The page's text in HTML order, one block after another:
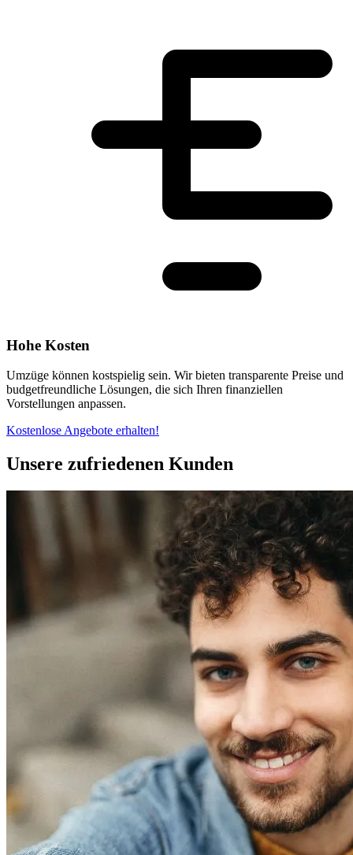
Hohe Kosten
Umzüge können kostspielig sein. Wir bieten transparente Preise und
budgetfreundliche Lösungen, die sich Ihren finanziellen
Vorstellungen anpassen.
Kostenlose Angebote erhalten!
Unsere zufriedenen Kunden